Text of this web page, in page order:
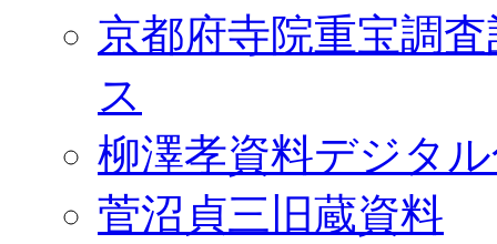
京都府寺院重宝調
ス
柳澤孝資料デジタ
菅沼貞三旧蔵資料